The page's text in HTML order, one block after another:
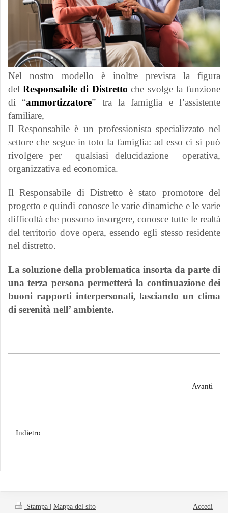
Nel nostro modello è inoltre prevista la figura
del Responsabile di Distretto che svolge la funzione
di “ammortizzatore” tra la famiglia e l’assistente
familiare,
Il Responsabile è un professionista specializzato nel
settore che segue in toto la famiglia: ad esso ci si può
rivolgere per qualsiasi delucidazione operativa,
organizzativa ed economica.
Il Responsabile di Distretto è stato promotore del
progetto e quindi conosce le varie dinamiche e le varie
difficoltà che possono insorgere, conosce tutte le realtà
del territorio dove opera, essendo egli stesso residente
nel distretto.
La soluzione della problematica insorta da parte di
una terza persona permetterà la continuazione dei
buoni rapporti interpersonali, lasciando un clima
di serenità nell’ ambiente.
Avanti
Indietro
Stampa | Mappa del sito
Accedi